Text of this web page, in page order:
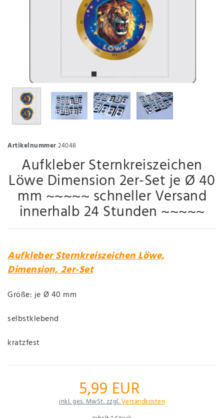
Artikelnummer24048
Aufkleber Sternkreiszeichen
Löwe Dimension 2er-Set je Ø 40
mm ~~~~~ schneller Versand
innerhalb 24 Stunden ~~~~~
Aufkleber Sternkreiszeichen Löwe,
Dimension, 2er-Set
Größe: je Ø 40 mm
selbstklebend
kratzfest
5,99 EUR
inkl. ges. MwSt. zzgl.Versandkosten